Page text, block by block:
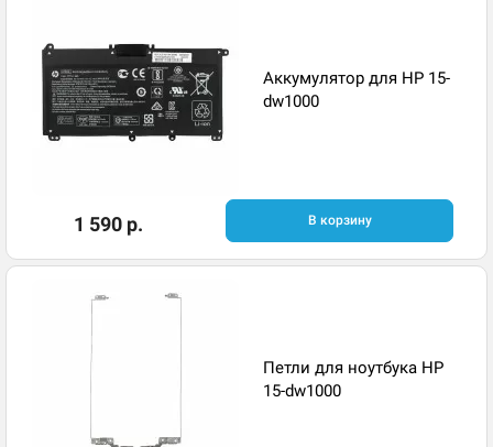
Аккумулятор для HP 15-
dw1000
1 590 р. В корзину
Петли для ноутбука HP
15-dw1000